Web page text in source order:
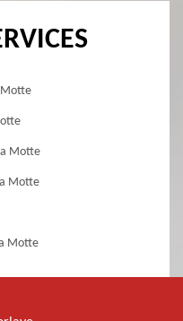
Motte
Motte
Motte
Motte